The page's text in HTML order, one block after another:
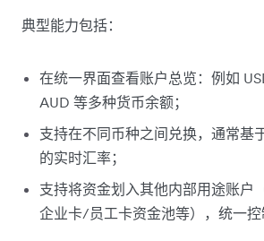
典型能力包括：
在统一界面查看账户总览：例如
AUD 等多种货币余额；
支持在不同币种之间兑换，通常基
的实时汇率；
支持将资金划入其他内部用途账户
企业卡/员工卡资金池等），统一控